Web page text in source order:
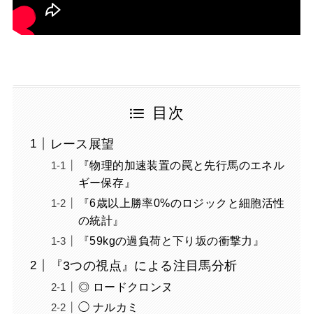
目次
レース展望
『物理的加速装置の罠と先行馬のエネル
ギー保存』
『6歳以上勝率0%のロジックと細胞活性
の統計』
『59kgの過負荷と下り坂の衝撃力』
『3つの視点』による注目馬分析
◎ ロードクロンヌ
◯ ナルカミ